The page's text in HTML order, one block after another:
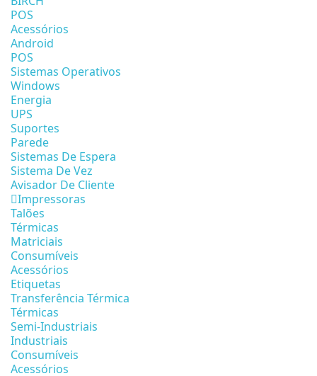
POS
Acessórios
Android
POS
Sistemas Operativos
Windows
Energia
UPS
Suportes
Parede
Sistemas De Espera
Sistema De Vez
Avisador De Cliente
Impressoras
Talões
Térmicas
Matriciais
Consumíveis
Acessórios
Etiquetas
Transferência Térmica
Térmicas
Semi-Industriais
Industriais
Consumíveis
Acessórios